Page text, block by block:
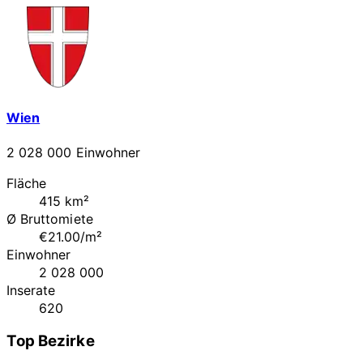
Wien
2 028 000 Einwohner
Fläche
415 km²
Ø Bruttomiete
€21.00/m²
Einwohner
2 028 000
Inserate
620
Top Bezirke